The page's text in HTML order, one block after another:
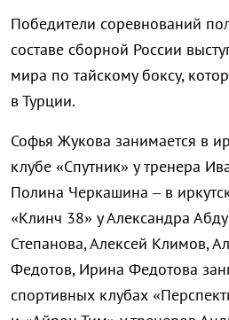
Победители соревнований
составе сборной России
мира по тайскому боксу,
в Турции.
Софья Жукова занимается в
клубе «Спутник» у тренера
Полина Черкашина – в
«Клинч 38» у Александра
Степанова, Алексей Климов,
Федотов, Ирина Федотова
спортивных клубах